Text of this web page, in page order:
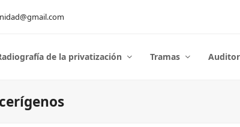
de la privatización Tramas